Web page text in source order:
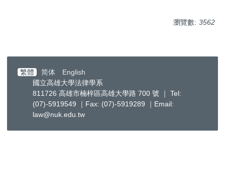
瀏覽數: 3562
繁體 简体
English
國立高雄大學法律學系
811726 高雄市楠梓區高雄大學路 700 號 ｜ Tel:
(07)-5919549 ｜Fax: (07)-5919289 ｜Email:
law@nuk.edu.tw